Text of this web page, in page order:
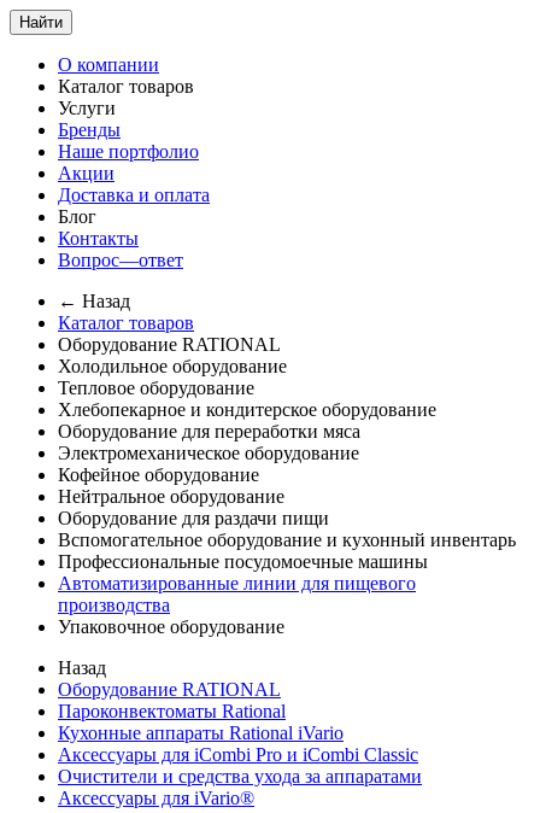
Найти
О компании
Каталог товаров
Услуги
Бренды
Наше портфолио
Акции
Доставка и оплата
Блог
Контакты
Вопрос—ответ
← Назад
Каталог товаров
Оборудование RATIONAL
Холодильное оборудование
Тепловое оборудование
Хлебопекарное и кондитерское оборудование
Оборудование для переработки мяса
Электромеханическое оборудование
Кофейное оборудование
Нейтральное оборудование
Оборудование для раздачи пищи
Вспомогательное оборудование и кухонный инвентарь
Профессиональные посудомоечные машины
Автоматизированные линии для пищевого
производства
Упаковочное оборудование
Назад
Оборудование RATIONAL
Пароконвектоматы Rational
Кухонные аппараты Rational iVario
Аксессуары для iCombi Pro и iCombi Classic
Очистители и средства ухода за аппаратами
Аксессуары для iVario®